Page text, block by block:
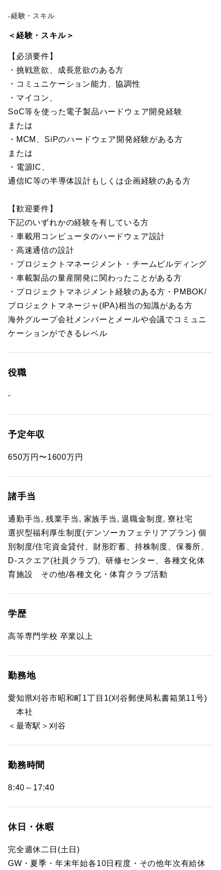
-経験・スキル
＜経験・スキル＞
【必須要件】
・挑戦意欲、成長意欲のある方
・コミュニケーション能力、協調性
・マイコン、
SoC等を使った電子製品ハードウェア開発経験
または
・MCM、SiPのハードウェア開発経験がある方
または
・電源IC、
通信IC等の半導体設計もしくは企画経験のある方
【歓迎要件】
下記のいずれかの経験を有している方
・車載用コンピュータのハードウェア設計
・高速通信の設計
・プロジェクトマネージメント・チームビルディング
・車載製品の量産開発に関わったことがある方
・プロジェクトマネジメント経験のある方・PMBOK/
プロジェクトマネージャ(IPA)相当の知識がある方
海外グループ会社メンバーとメールや会議でコミュニ
ケーションができるレベル
役職
-
予定年収
650万円〜1600万円
諸手当
通勤手当, 残業手当, 家族手当, 退職金制度, 寮社宅
選択型福利厚生制度(デンソーカフェテリアプラン) 個
別制度/住宅資金貸付、財形貯蓄、持株制度、保養所、
D-スクエア(社員クラブ)、研修センター、各種文化体
育施設 その他/各種文化・体育クラブ活動
学歴
高等専門学校 卒業以上
勤務地
愛知県刈谷市昭和町1丁目1(刈谷郵便局私書箱第11号)
本社
＜最寄駅＞刈谷
勤務時間
8:40～17:40
休日・休暇
完全週休二日(土日)
GW・夏季・年末年始各10日程度・その他年次有給休